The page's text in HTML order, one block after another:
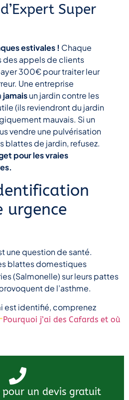
Super
estivales ! Chaque
des appels de clients
300€ pour traiter leur
Une entreprise
jamaisun jardin contre les
(ils reviendront du jardin
mauvais. Si un
vendre une pulvérisation
blattes de jardin, refusez.
pour les vraies
urgence
une question de santé.
blattes domestiques
(Salmonelle) sur leurs pattes
de l’asthme.
est identifié, comprenez
Pourquoi j’ai des Cafards et où
un devis gratuit